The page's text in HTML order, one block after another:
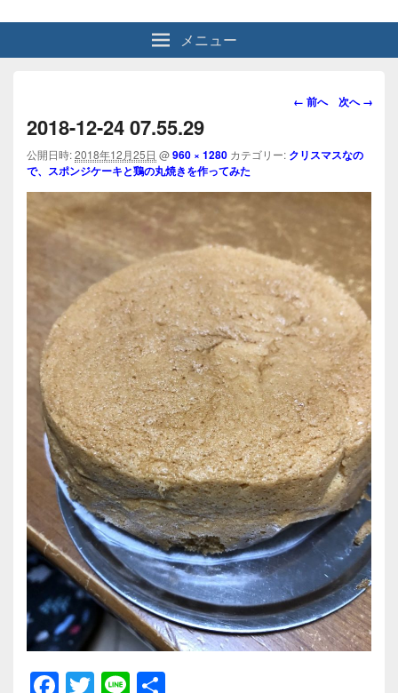
メニュー
画
ビ
ー
ン
← 前へ 次へ →
2018-12-24 07.55.29
公開日時:2018年12月25日 @960 × 1280 カテゴリー: クリスマスなの
で、スポンジケーキと鶏の丸焼きを作ってみた